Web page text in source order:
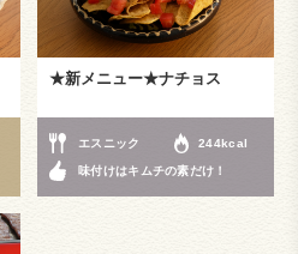
★新メニュー★ナチョス
エスニック 244kcal
味付けはキムチの素だけ！